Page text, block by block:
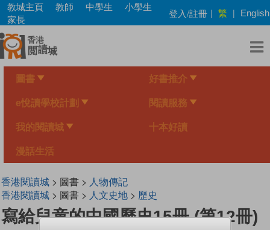
Skip
main
content
教城主頁 教師 中學生
小學生
家長
登入/註冊 | 繁 | English
圖書 好書推介
e悅讀學校計劃 閱讀服務
我的閱讀城 十本好讀
漫話生活
香港閱讀城> 圖書 > 人物傳記
香港閱讀城> 圖書 > 人文史地> 歷史
寫給兒童的中國歷史15冊 (第12冊)